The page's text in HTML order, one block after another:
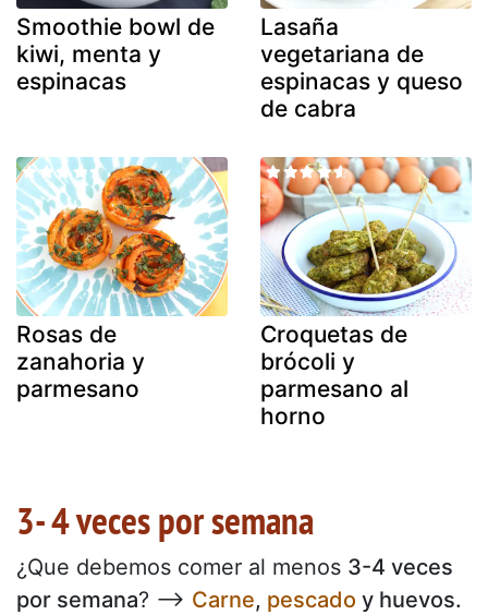
Smoothie bowl de
kiwi, menta y
espinacas
Lasaña
vegetariana de
espinacas y queso
de cabra
Rosas de
zanahoria y
parmesano
Croquetas de
brócoli y
parmesano al
horno
3- 4 veces por semana
¿Que debemos comer al menos 3-4 veces
por semana? --> Carne, pescado y huevos.